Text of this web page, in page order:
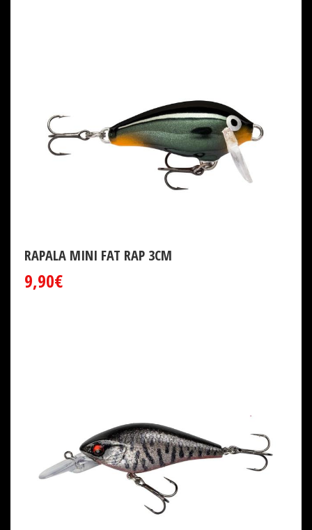
RAPALA MINI FAT RAP 3CM
9,90€